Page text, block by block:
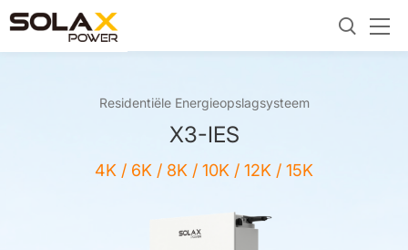
Residentiële Energieopslagsysteem
X3-IES
4K / 6K / 8K / 10K / 12K / 15K